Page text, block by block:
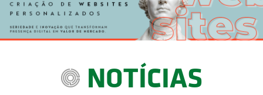
Soluções
Núcleos
NOTÍCIAS